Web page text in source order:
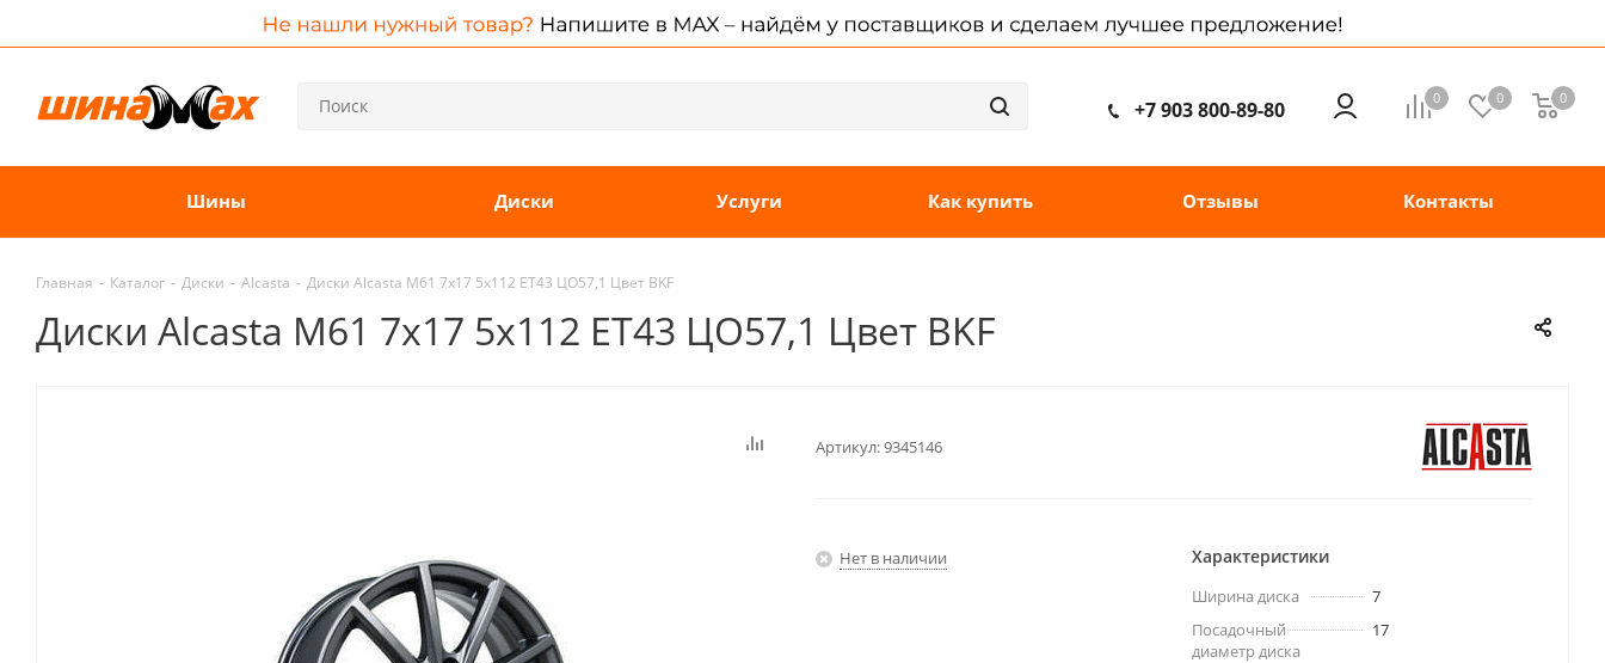
0 0 0
+7 903 800-89-80
Шины Диски Услуги Как купить Отзывы Контакты
Главная - Каталог - Диски - Alcasta - Диски Alcasta M61 7x17 5x112 ET43 ЦО57,1 Цвет BKF
Диски Alcasta M61 7x17 5x112 ET43 ЦО57,1 Цвет BKF
Артикул:9345146
Нет в наличии Характеристики
Ширина диска
7
Посадочный
диаметр диска
17